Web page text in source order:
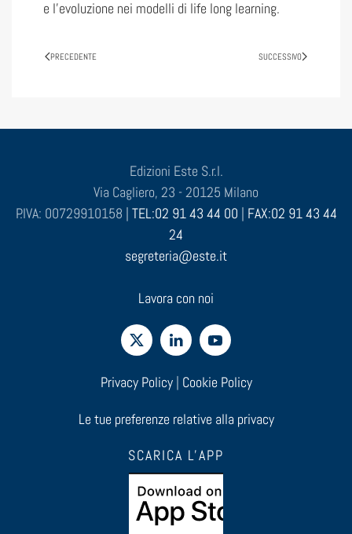
e l’evoluzione nei modelli di life long learning.
PRECEDENTE SUCCESSIVO
Edizioni Este S.r.l.
Via Cagliero, 23 - 20125 Milano
P.IVA: 00729910158 | TEL:02 91 43 44 00 | FAX:02 91 43 44
24
segreteria@este.it
Lavora con noi
Privacy Policy| Cookie Policy
Le tue preferenze relative alla privacy
SCARICA L'APP